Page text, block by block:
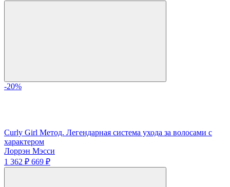
-20%
Curly Girl Метод. Легендарная система ухода за волосами с
характером
Лоррэн Мэсси
1 362 ₽ 669 ₽